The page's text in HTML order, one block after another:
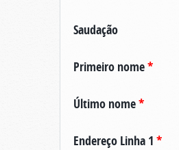
Saudação
Primeiro nome*
Último nome*
Endereço Linha 1 *